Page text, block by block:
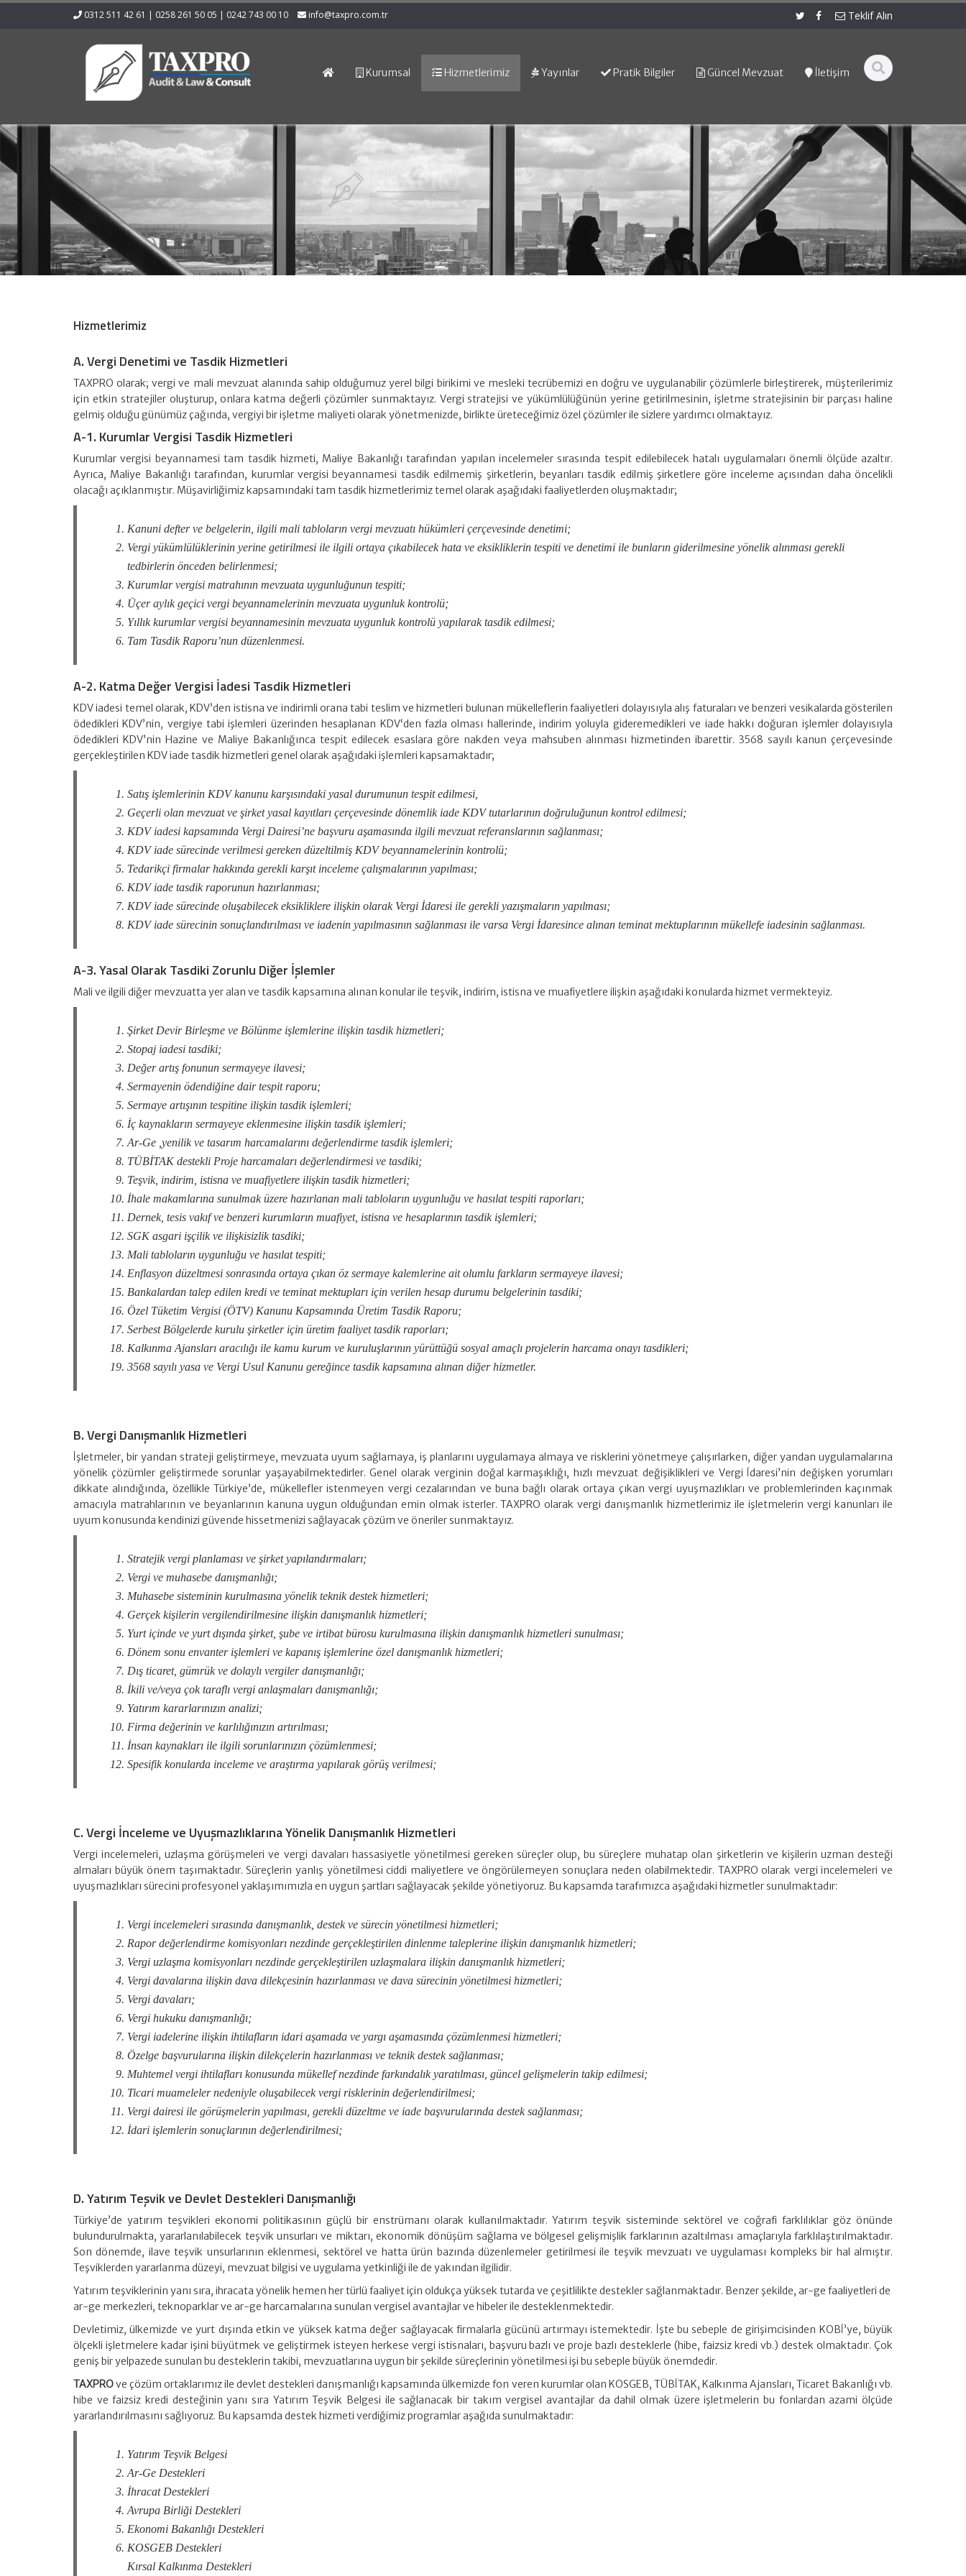
0312 511 42 61 | 0258 261 50 05 | 0242 743 00 10 info@taxpro.com.tr Teklif Alın
Kurumsal Hizmetlerimiz Yayınlar Pratik Bilgiler Güncel Mevzuat İletişim
Hizmetlerimiz
A. Vergi Denetimi ve Tasdik Hizmetleri
TAXPRO olarak; vergi ve mali mevzuat alanında sahip olduğumuz yerel bilgi birikimi ve mesleki tecrübemizi en doğru ve uygulanabilir çözümlerle birleştirerek, müşterilerimiz
için etkin stratejiler oluşturup, onlara katma değerli çözümler sunmaktayız. Vergi stratejisi ve yükümlülüğünün yerine getirilmesinin, işletme stratejisinin bir parçası haline
gelmiş olduğu günümüz çağında, vergiyi bir işletme maliyeti olarak yönetmenizde, birlikte üreteceğimiz özel çözümler ile sizlere yardımcı olmaktayız.
A-1. Kurumlar Vergisi Tasdik Hizmetleri
Kurumlar vergisi beyannamesi tam tasdik hizmeti, Maliye Bakanlığı tarafından yapılan incelemeler sırasında tespit edilebilecek hatalı uygulamaları önemli ölçüde azaltır.
Ayrıca, Maliye Bakanlığı tarafından, kurumlar vergisi beyannamesi tasdik edilmemiş şirketlerin, beyanları tasdik edilmiş şirketlere göre inceleme açısından daha öncelikli
olacağı açıklanmıştır. Müşavirliğimiz kapsamındaki tam tasdik hizmetlerimiz temel olarak aşağıdaki faaliyetlerden oluşmaktadır;
Kanuni defter ve belgelerin, ilgili mali tabloların vergi mevzuatı hükümleri çerçevesinde denetimi;
Vergi yükümlülüklerinin yerine getirilmesi ile ilgili ortaya çıkabilecek hata ve eksikliklerin tespiti ve denetimi ile bunların giderilmesine yönelik alınması gerekli
tedbirlerin önceden belirlenmesi;
Kurumlar vergisi matrahının mevzuata uygunluğunun tespiti;
Üçer aylık geçici vergi beyannamelerinin mevzuata uygunluk kontrolü;
Yıllık kurumlar vergisi beyannamesinin mevzuata uygunluk kontrolü yapılarak tasdik edilmesi;
Tam Tasdik Raporu’nun düzenlenmesi.
A-2. Katma Değer Vergisi İadesi Tasdik Hizmetleri
KDV iadesi temel olarak, KDV’den istisna ve indirimli orana tabi teslim ve hizmetleri bulunan mükelleflerin faaliyetleri dolayısıyla alış faturaları ve benzeri vesikalarda gösterilen
ödedikleri KDV’nin, vergiye tabi işlemleri üzerinden hesaplanan KDV‘den fazla olması hallerinde, indirim yoluyla gideremedikleri ve iade hakkı doğuran işlemler dolayısıyla
ödedikleri KDV’nin Hazine ve Maliye Bakanlığınca tespit edilecek esaslara göre nakden veya mahsuben alınması hizmetinden ibarettir. 3568 sayılı kanun çerçevesinde
gerçekleştirilen KDV iade tasdik hizmetleri genel olarak aşağıdaki işlemleri kapsamaktadır;
Satış işlemlerinin KDV kanunu karşısındaki yasal durumunun tespit edilmesi,
Geçerli olan mevzuat ve şirket yasal kayıtları çerçevesinde dönemlik iade KDV tutarlarının doğruluğunun kontrol edilmesi;
KDV iadesi kapsamında Vergi Dairesi’ne başvuru aşamasında ilgili mevzuat referanslarının sağlanması;
KDV iade sürecinde verilmesi gereken düzeltilmiş KDV beyannamelerinin kontrolü;
Tedarikçi firmalar hakkında gerekli karşıt inceleme çalışmalarının yapılması;
KDV iade tasdik raporunun hazırlanması;
KDV iade sürecinde oluşabilecek eksikliklere ilişkin olarak Vergi İdaresi ile gerekli yazışmaların yapılması;
KDV iade sürecinin sonuçlandırılması ve iadenin yapılmasının sağlanması ile varsa Vergi İdaresince alınan teminat mektuplarının mükellefe iadesinin sağlanması.
A-3. Yasal Olarak Tasdiki Zorunlu Diğer İşlemler
Mali ve ilgili diğer mevzuatta yer alan ve tasdik kapsamına alınan konular ile teşvik, indirim, istisna ve muafiyetlere ilişkin aşağıdaki konularda hizmet vermekteyiz.
Şirket Devir Birleşme ve Bölünme işlemlerine ilişkin tasdik hizmetleri;
Stopaj iadesi tasdiki;
Değer artış fonunun sermayeye ilavesi;
Sermayenin ödendiğine dair tespit raporu;
Sermaye artışının tespitine ilişkin tasdik işlemleri;
İç kaynakların sermayeye eklenmesine ilişkin tasdik işlemleri;
Ar-Ge ,yenilik ve tasarım harcamalarını değerlendirme tasdik işlemleri;
TÜBİTAK destekli Proje harcamaları değerlendirmesi ve tasdiki;
Teşvik, indirim, istisna ve muafiyetlere ilişkin tasdik hizmetleri;
İhale makamlarına sunulmak üzere hazırlanan mali tabloların uygunluğu ve hasılat tespiti raporları;
Dernek, tesis vakıf ve benzeri kurumların muafiyet, istisna ve hesaplarının tasdik işlemleri;
SGK asgari işçilik ve ilişkisizlik tasdiki;
Mali tabloların uygunluğu ve hasılat tespiti;
Enflasyon düzeltmesi sonrasında ortaya çıkan öz sermaye kalemlerine ait olumlu farkların sermayeye ilavesi;
Bankalardan talep edilen kredi ve teminat mektupları için verilen hesap durumu belgelerinin tasdiki;
Özel Tüketim Vergisi (ÖTV) Kanunu Kapsamında Üretim Tasdik Raporu;
Serbest Bölgelerde kurulu şirketler için üretim faaliyet tasdik raporları;
Kalkınma Ajansları aracılığı ile kamu kurum ve kuruluşlarının yürüttüğü sosyal amaçlı projelerin harcama onayı tasdikleri;
3568 sayılı yasa ve Vergi Usul Kanunu gereğince tasdik kapsamına alınan diğer hizmetler.
B. Vergi Danışmanlık Hizmetleri
İşletmeler, bir yandan strateji geliştirmeye, mevzuata uyum sağlamaya, iş planlarını uygulamaya almaya ve risklerini yönetmeye çalışırlarken, diğer yandan uygulamalarına
yönelik çözümler geliştirmede sorunlar yaşayabilmektedirler. Genel olarak verginin doğal karmaşıklığı, hızlı mevzuat değişiklikleri ve Vergi İdaresi’nin değişken yorumları
dikkate alındığında, özellikle Türkiye’de, mükellefler istenmeyen vergi cezalarından ve buna bağlı olarak ortaya çıkan vergi uyuşmazlıkları ve problemlerinden kaçınmak
amacıyla matrahlarının ve beyanlarının kanuna uygun olduğundan emin olmak isterler. TAXPRO olarak vergi danışmanlık hizmetlerimiz ile işletmelerin vergi kanunları ile
uyum konusunda kendinizi güvende hissetmenizi sağlayacak çözüm ve öneriler sunmaktayız.
Stratejik vergi planlaması ve şirket yapılandırmaları;
Vergi ve muhasebe danışmanlığı;
Muhasebe sisteminin kurulmasına yönelik teknik destek hizmetleri;
Gerçek kişilerin vergilendirilmesine ilişkin danışmanlık hizmetleri;
Yurt içinde ve yurt dışında şirket, şube ve irtibat bürosu kurulmasına ilişkin danışmanlık hizmetleri sunulması;
Dönem sonu envanter işlemleri ve kapanış işlemlerine özel danışmanlık hizmetleri;
Dış ticaret, gümrük ve dolaylı vergiler danışmanlığı;
İkili ve/veya çok taraflı vergi anlaşmaları danışmanlığı;
Yatırım kararlarınızın analizi;
Firma değerinin ve karlılığınızın artırılması;
İnsan kaynakları ile ilgili sorunlarınızın çözümlenmesi;
Spesifik konularda inceleme ve araştırma yapılarak görüş verilmesi;
C. Vergi İnceleme ve Uyuşmazlıklarına Yönelik Danışmanlık Hizmetleri
Vergi incelemeleri, uzlaşma görüşmeleri ve vergi davaları hassasiyetle yönetilmesi gereken süreçler olup, bu süreçlere muhatap olan şirketlerin ve kişilerin uzman desteği
almaları büyük önem taşımaktadır. Süreçlerin yanlış yönetilmesi ciddi maliyetlere ve öngörülemeyen sonuçlara neden olabilmektedir. TAXPRO olarak vergi incelemeleri ve
uyuşmazlıkları sürecini profesyonel yaklaşımımızla en uygun şartları sağlayacak şekilde yönetiyoruz. Bu kapsamda tarafımızca aşağıdaki hizmetler sunulmaktadır:
Vergi incelemeleri sırasında danışmanlık, destek ve sürecin yönetilmesi hizmetleri;
Rapor değerlendirme komisyonları nezdinde gerçekleştirilen dinlenme taleplerine ilişkin danışmanlık hizmetleri;
Vergi uzlaşma komisyonları nezdinde gerçekleştirilen uzlaşmalara ilişkin danışmanlık hizmetleri;
Vergi davalarına ilişkin dava dilekçesinin hazırlanması ve dava sürecinin yönetilmesi hizmetleri;
Vergi davaları;
Vergi hukuku danışmanlığı;
Vergi iadelerine ilişkin ihtilafların idari aşamada ve yargı aşamasında çözümlenmesi hizmetleri;
Özelge başvurularına ilişkin dilekçelerin hazırlanması ve teknik destek sağlanması;
Muhtemel vergi ihtilafları konusunda mükellef nezdinde farkındalık yaratılması, güncel gelişmelerin takip edilmesi;
Ticari muameleler nedeniyle oluşabilecek vergi risklerinin değerlendirilmesi;
Vergi dairesi ile görüşmelerin yapılması, gerekli düzeltme ve iade başvurularında destek sağlanması;
İdari işlemlerin sonuçlarının değerlendirilmesi;
D. Yatırım Teşvik ve Devlet Destekleri Danışmanlığı
Türkiye’de yatırım teşvikleri ekonomi politikasının güçlü bir enstrümanı olarak kullanılmaktadır. Yatırım teşvik sisteminde sektörel ve coğrafi farklılıklar göz önünde
bulundurulmakta, yararlanılabilecek teşvik unsurları ve miktarı, ekonomik dönüşüm sağlama ve bölgesel gelişmişlik farklarının azaltılması amaçlarıyla farklılaştırılmaktadır.
Son dönemde, ilave teşvik unsurlarının eklenmesi, sektörel ve hatta ürün bazında düzenlemeler getirilmesi ile teşvik mevzuatı ve uygulaması kompleks bir hal almıştır.
Teşviklerden yararlanma düzeyi, mevzuat bilgisi ve uygulama yetkinliği ile de yakından ilgilidir.
Yatırım teşviklerinin yanı sıra, ihracata yönelik hemen her türlü faaliyet için oldukça yüksek tutarda ve çeşitlilikte destekler sağlanmaktadır. Benzer şekilde, ar-ge faaliyetleri de
ar-ge merkezleri, teknoparklar ve ar-ge harcamalarına sunulan vergisel avantajlar ve hibeler ile desteklenmektedir.
Devletimiz, ülkemizde ve yurt dışında etkin ve yüksek katma değer sağlayacak firmalarla gücünü artırmayı istemektedir. İşte bu sebeple de girişimcisinden KOBİ’ye, büyük
ölçekli işletmelere kadar işini büyütmek ve geliştirmek isteyen herkese vergi istisnaları, başvuru bazlı ve proje bazlı desteklerle (hibe, faizsiz kredi vb.) destek olmaktadır. Çok
geniş bir yelpazede sunulan bu desteklerin takibi, mevzuatlarına uygun bir şekilde süreçlerinin yönetilmesi işi bu sebeple büyük önemdedir.
TAXPROve çözüm ortaklarımız ile devlet destekleri danışmanlığı kapsamında ülkemizde fon veren kurumlar olan KOSGEB, TÜBİTAK, Kalkınma Ajansları, Ticaret Bakanlığı vb.
hibe ve faizsiz kredi desteğinin yanı sıra Yatırım Teşvik Belgesi ile sağlanacak bir takım vergisel avantajlar da dahil olmak üzere işletmelerin bu fonlardan azami ölçüde
yararlandırılmasını sağlıyoruz. Bu kapsamda destek hizmeti verdiğimiz programlar aşağıda sunulmaktadır:
Yatırım Teşvik Belgesi
Ar-Ge Destekleri
İhracat Destekleri
Avrupa Birliği Destekleri
Ekonomi Bakanlığı Destekleri
KOSGEB Destekleri
Kırsal Kalkınma Destekleri